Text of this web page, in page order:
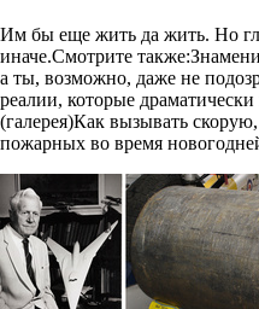
Им бы еще жить да жить. Но
иначе.Смотрите
а ты, возможно, даже не
реалии, которые
(галерея)Как вызывать
пожарных во время